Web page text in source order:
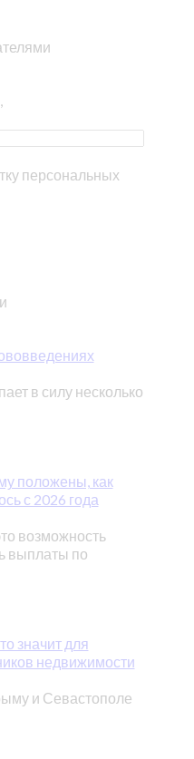
персональных
в силу несколько
положены, как
с 2026 года
возможность
выплаты по
значит для
недвижимости
и Севастополе